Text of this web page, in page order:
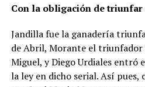
Con la obligación de triunfar
Jandilla fue la ganadería
de Abril, Morante el triunfador
Miguel, y Diego Urdiales entró
la ley en dicho serial. Así